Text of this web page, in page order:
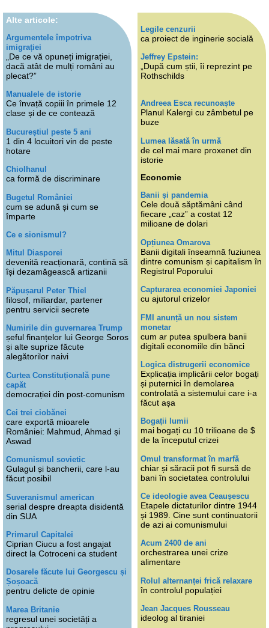
Alte articole:
Argumentele împotriva
imigrației
„De ce vă opuneți imigrației,
dacă atât de mulți români au
plecat?”
Manualele de istorie
Ce învață copiii în primele 12
clase și de ce contează
Bucureștiul peste 5 ani
1 din 4 locuitori vin de peste
hotare
Chiolhanul
ca formă de discriminare
Bugetul României
cum se adună și cum se
împarte
Ce e sionismul?
Mitul Diasporei
devenită reacționară, contină să
își dezamăgească artizanii
Păpușarul Peter Thiel
filosof, miliardar, partener
pentru servicii secrete
Numirile din guvernarea Trump
șeful finanțelor lui George Soros
și alte suprize făcute
alegătorilor naivi
Curtea Constituțională pune
capăt
democrației din post-comunism
Cei trei ciobănei
care exportă mioarele
României: Mahmud, Ahmad și
Aswad
Comunismul sovietic
Gulagul și bancherii, care l-au
făcut posibil
Suveranismul american
serial despre dreapta disidentă
din SUA
Primarul Capitalei
Ciprian Ciucu a fost angajat
direct la Cotroceni ca student
Dosarele făcute lui Georgescu și
Șoșoacă
pentru delicte de opinie
Marea Britanie
regresul unei societăți a
Legile cenzurii
ca proiect de inginerie socială
Jeffrey Epstein:
„După cum știi, îi reprezint pe
Rothschilds
Andreea Esca recunoaște
Planul Kalergi cu zâmbetul pe
buze
Lumea lăsată în urmă
de cel mai mare proxenet din
istorie
Economie
Banii și pandemia
Cele două săptămâni când
fiecare „caz” a costat 12
milioane de dolari
Opțiunea Omarova
Banii digitali înseamnă fuziunea
dintre comunism și capitalism în
Registrul Poporului
Capturarea economiei Japoniei
cu ajutorul crizelor
FMI anunță un nou sistem
monetar
cum ar putea spulbera banii
digitali economiile din bănci
Logica distrugerii economice
Explicația implicării celor bogați
și puternici în demolarea
controlată a sistemului care i-a
făcut așa
Bogații lumii
mai bogați cu 10 trilioane de $
de la începutul crizei
Omul transformat în marfă
chiar și săracii pot fi sursă de
bani în societatea controlului
Ce ideologie avea Ceaușescu
Etapele dictaturilor dintre 1944
și 1989. Cine sunt continuatorii
de azi ai comunismului
Acum 2400 de ani
orchestrarea unei crize
alimentare
Rolul alternanței frică relaxare
în controlul populației
Jean Jacques Rousseau
ideolog al tiraniei